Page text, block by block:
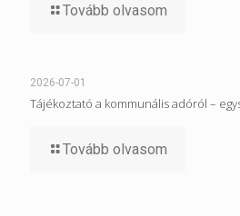
Tovább olvasom
2026-07-01
Tájékoztató a kommunális adóról –
Tovább olvasom